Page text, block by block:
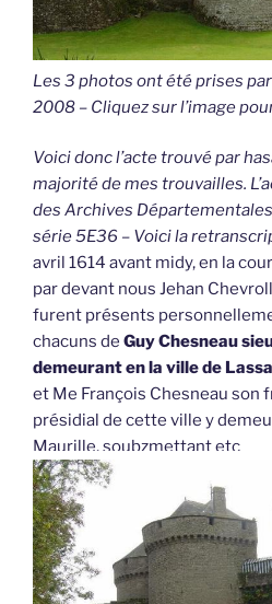
Les 3 photos ont été prises
2008 – Cliquez sur l’image
Voici donc l’acte trouvé par
majorité de mes trouvailles.
des Archives
série 5E36 – Voici la
avril 1614 avant midy, en la
par devant nous Jehan
furent présents
chacuns de Guy Chesneau
demeurant en la ville de
et Me François Chesneau son
présidial de cette ville y
Maurille, soubzmettant etc